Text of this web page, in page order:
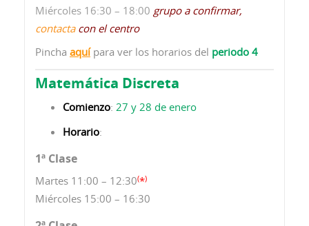
Miércoles 16:30 – 18:00 grupo a confirmar,
contacta con el centro
Pincha aquípara ver los horarios del periodo 4
Matemática Discreta
Comienzo: 27 y 28 de enero
Horario:
1ª Clase
Martes 11:00 – 12:30(*)
Miércoles 15:00 – 16:30